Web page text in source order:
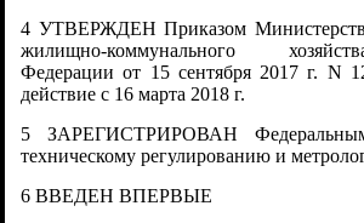
4 УТВЕРЖДЕН Приказом
жилищно-коммунального
Федерации от 15 сентября 2017 г. N
действие с 16 марта 2018 г.
5 ЗАРЕГИСТРИРОВАН
техническому регулированию и
6 ВВЕДЕН ВПЕРВЫЕ